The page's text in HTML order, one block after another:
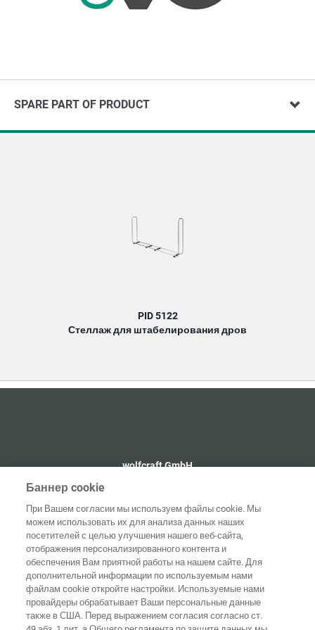
SPARE PART OF PRODUCT
PID 5122
Стеллаж для штабелирования дров
wolfcraft GmbH
Wolffstraße 1
56746 Kempenich
Домашняя
страница Контакты
Выходные Защита
Баннер cookie
При Вашем согласии мы используем файлы cookie. Мы
можем использовать их для анализа данных наших
посетителей с целью улучшения нашего веб-сайта,
отображения персонализированного контента и
обеспечения Вам приятной работы на нашем сайте. Для
дополнительной информации по используемым нами
файлам cookie откройте настройки. Используемые нами
провайдеры обрабатывает Ваши персональные данные
также в США. Перед выражением согласия согласно ст.